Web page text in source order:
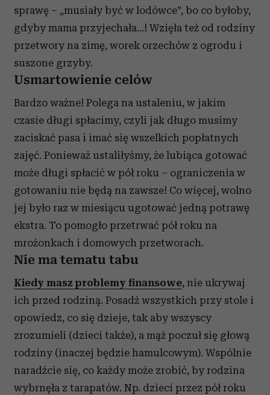
sprawę – „musiały być w lodówce”, bo co byłoby,
gdyby mama przyjechała...! Wzięła też od rodziny
przetwory na zimę, worek orzechów z ogrodu i
suszone grzyby.
Usmartowienie celów
Bardzo ważne! Polega na ustaleniu, w jakim
czasie długi spłacimy, czyli jak długo musimy
zaciskać pasa i imać się wszelkich popłatnych
zajęć. Ponieważ ustaliłyśmy, że lubiąca gotować
może długi spłacić w pół roku – ograniczenia w
gotowaniu nie będą na zawsze! Co więcej, wolno
jej było raz w miesiącu ugotować jedną potrawę
ekstra. To pomogło przetrwać pół roku na
mrożonkach i domowych przetworach.
Nie ma tematu tabu
Kiedy masz problemy finansowe, nie ukrywaj
ich przed rodziną. Posadź wszystkich przy stole i
opowiedz, co się dzieje, tak aby wszyscy
zrozumieli (dzieci także), a mąż poczuł się głową
rodziny (inaczej będzie hamulcowym). Wspólnie
naradźcie się, co każdy może zrobić, by rodzina
wybrnęła z tarapatów. Np. dzieci przez pół roku